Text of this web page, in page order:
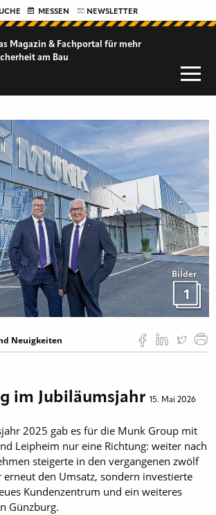
MESSEN NEWSLETTER
Magazin & Fachportal für mehr
am Bau
Bilder
1
Neuigkeiten
im Jubiläumsjahr 15. Mai 2026
2025 gab es für die Munk Group mit
Leipheim nur eine Richtung: weiter nach
steigerte in den vergangenen zwölf
den Umsatz, sondern investierte
Kundenzentrum und ein weiteres
Günzburg.